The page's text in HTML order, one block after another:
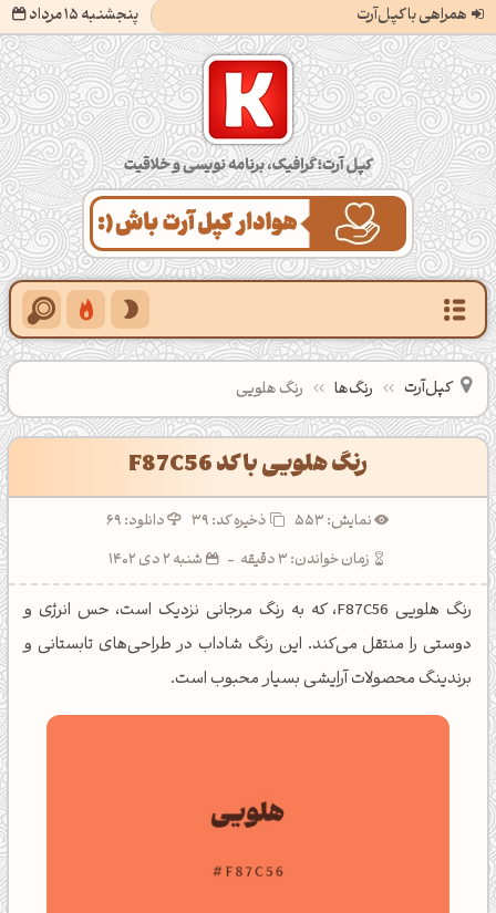
همراهی با کپل‌آرت پنجشنبه 15 مرداد کپل‌آرت؛ گرافیک، برنامه‌نویسی و خلاقیت
کپل‌آرت رنگ‌ها رنگ هلویی
رنگ هلویی با کد F87C56
نمایش: 553 ذخیره کد:39
دانلود: 69
زمان خواندن: 3 دقیقه
- شنبه 2 دی 1402
رنگ هلویی F87C56، که به رنگ مرجانی نزدیک است، حس انرژی و
دوستی را منتقل می‌کند. این رنگ شاداب در طراحی‌های تابستانی و
برندینگ محصولات آرایشی بسیار محبوب است.